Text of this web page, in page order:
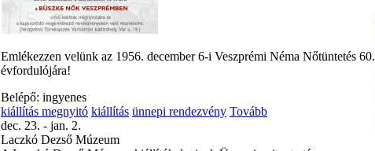
Emlékezzen velünk az 1956. december 6-i Veszprémi Néma Nőtüntetés 60.
évfordulójára!
Belépő: ingyenes
kiállítás megnyitó kiállítás ünnepi rendezvény Tovább
dec. 23. - jan. 2.
Laczkó Dezső Múzeum